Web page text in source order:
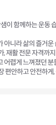
이 함께하는 운동
아니라 삶의 즐거운
, 재활 전문 자격까
어렵게 느껴졌던 분
편안하고 안전하